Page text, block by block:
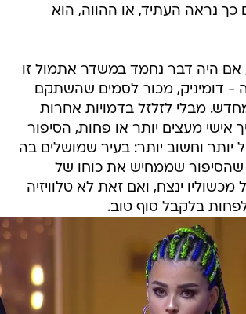
כך נראה העתיד, או ההווה, הוא
אם היה דבר נחמד במשדר אתמול זו
- דומיניק, מכור לסמים שהשתקם
מחדש. מבלי לזלזל בדמויות אחרות
אישי מעצים יותר או פחות, הסיפור
יותר וחשוב יותר: בעיר שמושלים בה
שהסיפור שממחיש את כוחו של
ינצח, ואם זאת לא טלוויזיה
בלקבל סוף טוב.